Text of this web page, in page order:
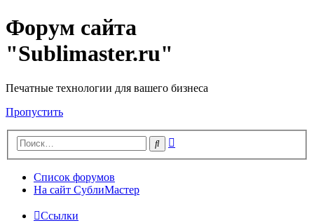
Форум сайта
"Sublimaster.ru"
Печатные технологии для вашего бизнеса
Пропустить
Поиск
Список форумов
На сайт СублиМастер
Ссылки